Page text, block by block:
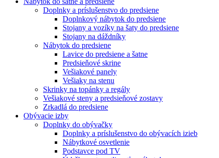
Doplnky a príslušenstvo do predsiene
Doplnkový nábytok do predsiene
Stojany a vozíky na šaty do predsiene
Stojany na dáždníky
Nábytok do predsiene
Lavice do predsiene a šatne
Predsieňové skrine
Vešiakové panely
Vešiaky na stenu
Skrinky na topánky a regály
Vešiakové steny a predsieňové zostavy
Zrkadlá do predsiene
Obývacie izby
Doplnky do obývačky
Doplnky a príslušenstvo do obývacích izieb
Nábytkové osvetlenie
Podstavce pod TV